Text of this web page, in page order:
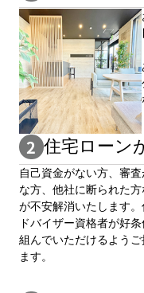
住宅ローン
自⼰資⾦がない⽅、審
な⽅、他社に断られた
が不安解消いたします
ドバイザー資格者が好
組んでいただけるようご
ます。